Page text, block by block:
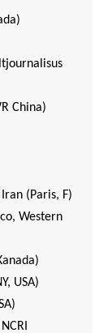
China)
(Paris, F)
Western
USA)